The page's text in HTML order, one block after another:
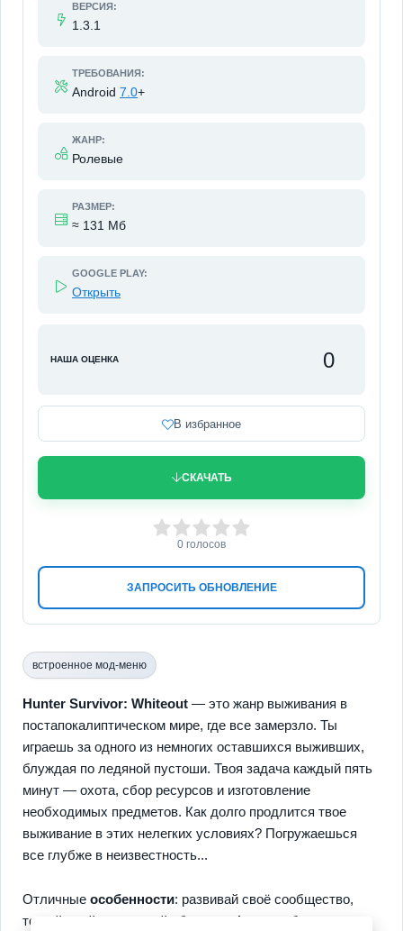
ВЕРСИЯ:
1.3.1
ТРЕБОВАНИЯ:
Android 7.0+
ЖАНР:
Ролевые
РАЗМЕР:
≈ 131 Мб
GOOGLE PLAY:
Открыть
НАША ОЦЕНКА 0
В избранное
СКАЧАТЬ
ЗАПРОСИТЬ ОБНОВЛЕНИЕ
3 4 5
0 голосов
встроенное мод-меню
Hunter Survivor: Whiteout — это жанр выживания в
постапокалиптическом мире, где все замерзло. Ты
играешь за одного из немногих оставшихся выживших,
блуждая по ледяной пустоши. Твоя задача каждый пять
минут — охота, сбор ресурсов и изготовление
необходимых предметов. Как долго продлится твое
выживание в этих нелегких условиях? Погружаешься
все глубже в неизвестность...
Отличные особенности: развивай своё сообщество,
торгуй едой и создавай убежище. А как же без